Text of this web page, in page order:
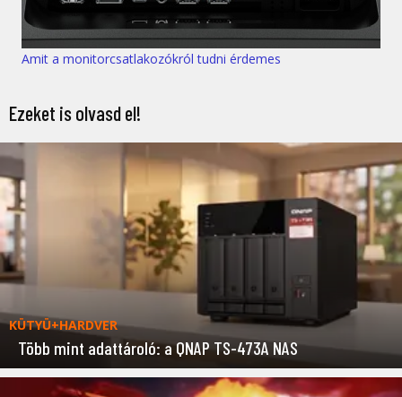
Amit a monitorcsatlakozókról tudni érdemes
Ezeket is olvasd el!
KÜTYÜ+HARDVER
Több mint adattároló: a QNAP TS-473A NAS